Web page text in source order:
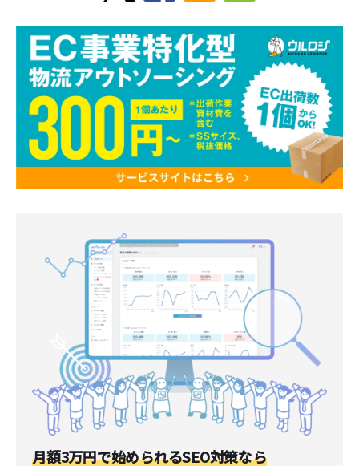
月額3万円で始められるSEO対策なら